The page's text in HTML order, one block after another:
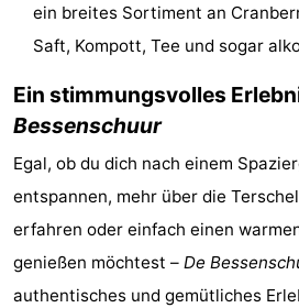
Zentren
Natur
Sport
-
Schwimmbader
-
Radfahren
-
ein breites Sortiment an
Saft, Kompott, Tee und sogar
Ein stimmungsvolles
Bessenschuur
Egal, ob du dich nach einem
entspannen, mehr über die
erfahren oder einfach einen
genießen möchtest – De
authentisches und gemütliches